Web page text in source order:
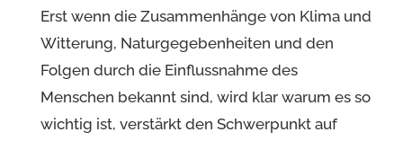
Erst wenn die Zusammenhänge von Klima und
Witterung, Naturgegebenheiten und den
Folgen durch die Einflussnahme des
Menschen bekannt sind, wird klar warum es so
wichtig ist, verstärkt den Schwerpunkt auf